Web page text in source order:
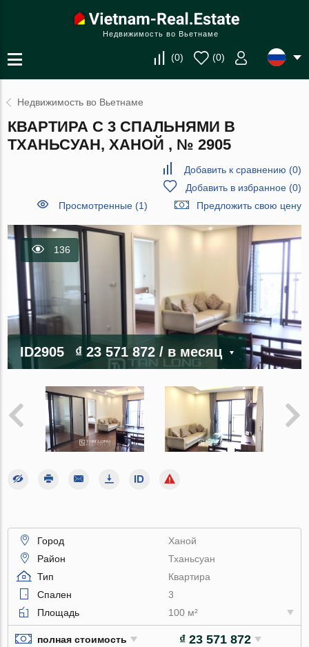
Недвижимость во Вьетнаме
(0) (0)
Недвижимость во Вьетнаме
КВАРТИРА С 3 СПАЛЬНЯМИ В
ТХАНЬСУАН, ХАНОЙ , № 2905
Добавить к сравнению (0)
Добавить в избранное(0)
Просмотренные (1)
Предложить свою цену
136
ID2905 ₫ 23 571 872/ в месяц
Город
Ханой
Район
Тханьсуан
Тип
Квартира
Спален
3
Площадь
100 м²
полная стоимость ₫ 23 571 872